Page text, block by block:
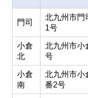
門司
北九州市門
1号
小倉
北
北九州市小
号
小倉
南
北九州市小
番2号